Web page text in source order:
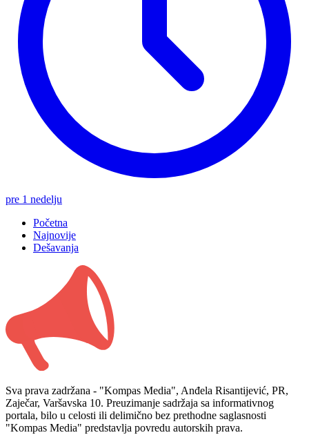
pre 1 nedelju
Početna
Najnovije
Dešavanja
Sva prava zadržana - "Kompas Media", Anđela Risantijević, PR,
Zaječar, Varšavska 10. Preuzimanje sadržaja sa informativnog
portala, bilo u celosti ili delimično bez prethodne saglasnosti
"Kompas Media" predstavlja povredu autorskih prava.